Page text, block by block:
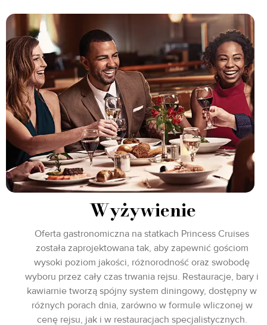
Wyżywienie
Oferta gastronomiczna na statkach Princess Cruises
została zaprojektowana tak, aby zapewnić gościom
wysoki poziom jakości, różnorodność oraz swobodę
wyboru przez cały czas trwania rejsu. Restauracje, bary i
kawiarnie tworzą spójny system diningowy, dostępny w
różnych porach dnia, zarówno w formule wliczonej w
cenę rejsu, jak i w restauracjach specjalistycznych.